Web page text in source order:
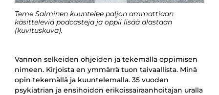
Teme Salminen kuuntelee paljon ammattiaan
käsitteleviä podcasteja ja oppii lisää alastaan
(kuvituskuva).
Vannon selkeiden ohjeiden ja tekemällä oppimisen
nimeen. Kirjoista en ymmärrä tuon taivaallista. Minä
opin tekemällä ja kuuntelemalla. 35 vuoden
psykiatrian ja ensihoidon erikoissairaanhoitajan uralla